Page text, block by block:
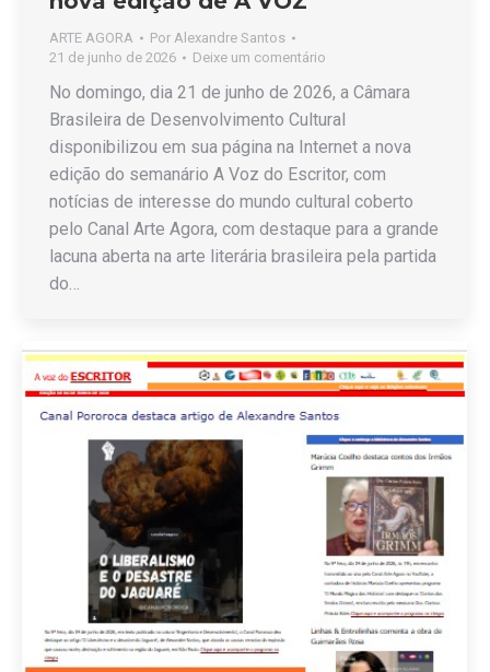
ARTE AGORA Por Alexandre Santos
21 de junho de 2026
Deixe um comentário
No domingo, dia 21 de junho de 2026, a Câmara
Brasileira de Desenvolvimento Cultural
disponibilizou em sua página na Internet a nova
edição do semanário A Voz do Escritor, com
notícias de interesse do mundo cultural coberto
pelo Canal Arte Agora, com destaque para a grande
lacuna aberta na arte literária brasileira pela partida
do…